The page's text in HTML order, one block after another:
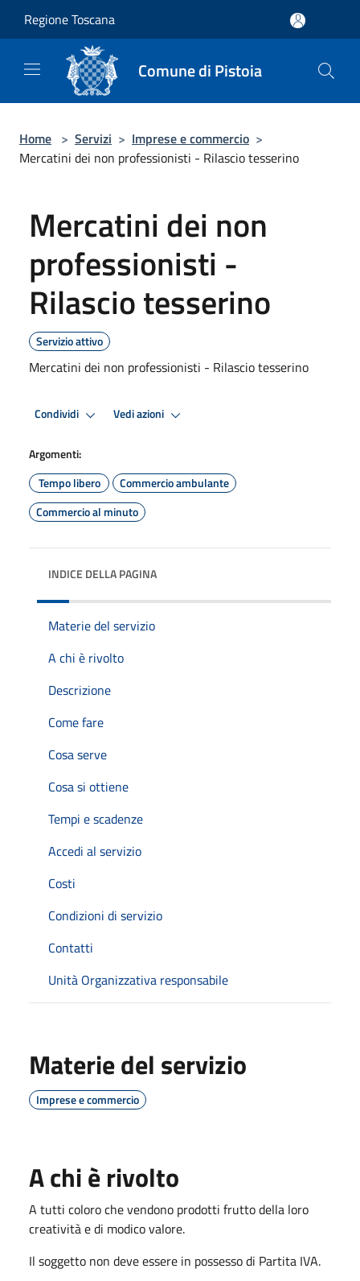
Regione Toscana
Comune di Pistoia
Home > Servizi > Imprese e commercio >
Mercatini dei non professionisti - Rilascio tesserino
Mercatini dei non
professionisti -
Rilascio tesserino
Servizio attivo
Mercatini dei non professionisti - Rilascio tesserino
Condividi Vedi azioni
Argomenti:
Tempo libero
Commercio ambulante
Commercio al minuto
INDICE DELLA PAGINA
Materie del servizio
A chi è rivolto
Descrizione
Come fare
Cosa serve
Cosa si ottiene
Tempi e scadenze
Accedi al servizio
Costi
Condizioni di servizio
Contatti
Unità Organizzativa responsabile
Materie del servizio
Imprese e commercio
A chi è rivolto
A tutti coloro che vendono prodotti frutto della loro
creatività e di modico valore.
Il soggetto non deve essere in possesso di Partita IVA.